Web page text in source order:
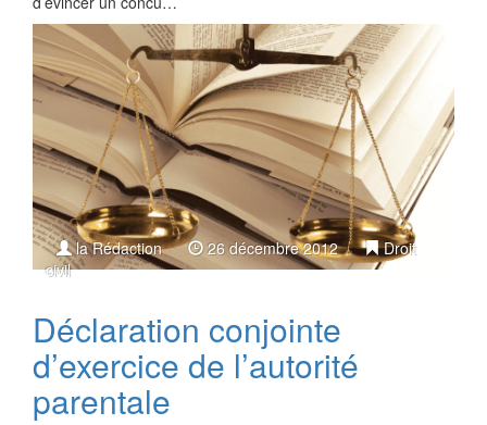
la Rédaction 26 décembre 2012
Droit
civil
Déclaration conjointe
d’exercice de l’autorité
parentale